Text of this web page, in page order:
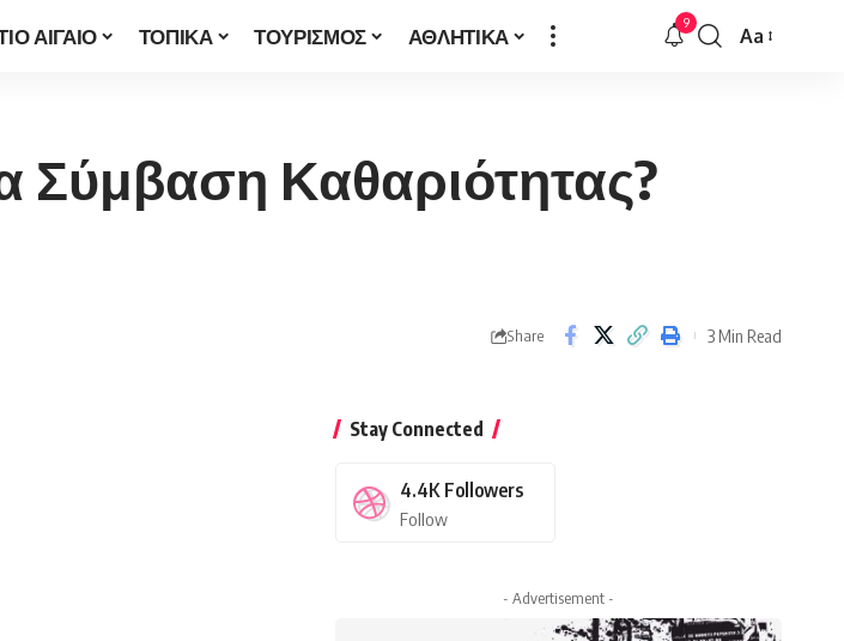
ΑΙΓΑΙΟ ΤΟΠΙΚΑ ΤΟΥΡΙΣΜΟΣ ΑΘΛΗΤΙΚΑ 9
Font
Aa
Σύμβαση Καθαριότητας?
Share 3 Min Read
Stay Connected
4.4K Followers
Follow
- Advertisement -